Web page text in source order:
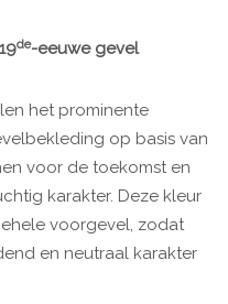
de-eeuwe gevel
het prominente
op basis van
voor de toekomst en
karakter. Deze kleur
voorgevel, zodat
en neutraal karakter